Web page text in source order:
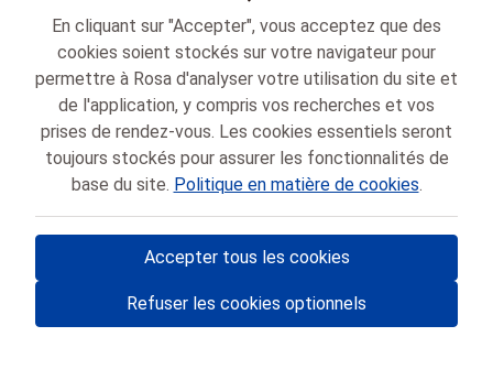
Algologie Sainte-Elisabeth
CHU UCL Namur Algologie
- Vos rendez-vous médicaux en Belgique 🇧🇪
En cliquant sur "Accepter", vous acceptez que des
cookies soient stockés sur votre navigateur pour
permettre à Rosa d'analyser votre utilisation du site et
de l'application, y compris vos recherches et vos
prises de rendez-vous. Les cookies essentiels seront
toujours stockés pour assurer les fonctionnalités de
base du site. Politique en matière de cookies.
Accepter tous les cookies
Refuser les cookies optionnels